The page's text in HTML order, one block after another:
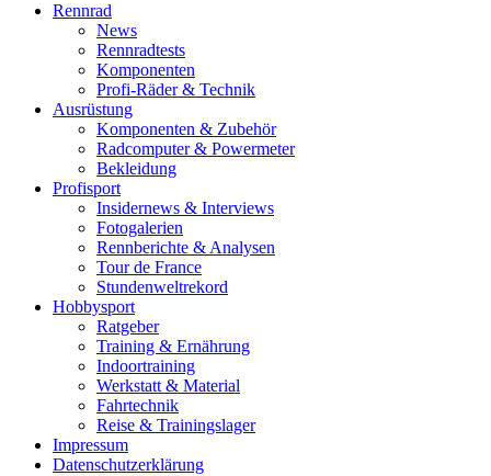
Rennrad
News
Rennradtests
Komponenten
Profi-Räder & Technik
Ausrüstung
Komponenten & Zubehör
Radcomputer & Powermeter
Bekleidung
Profisport
Insidernews & Interviews
Fotogalerien
Rennberichte & Analysen
Tour de France
Stundenweltrekord
Hobbysport
Ratgeber
Training & Ernährung
Indoortraining
Werkstatt & Material
Fahrtechnik
Reise & Trainingslager
Impressum
Datenschutzerklärung